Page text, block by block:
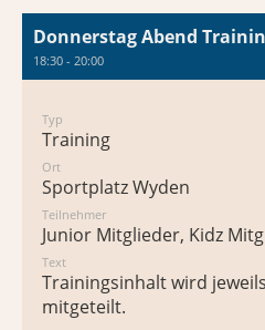
Donnerstag Abend
18:30 - 20:00
Typ
Training
Ort
Sportplatz Wyden
Teilnehmer
Junior Mitglieder, Kidz
Text
Trainingsinhalt wird
mitgeteilt.